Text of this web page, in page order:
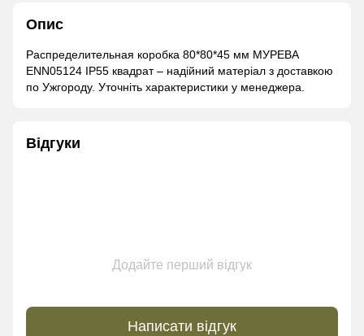
Опис
Распределительная коробка 80*80*45 мм МУРЕВА
ENN05124 IP55 квадрат – надійний матеріал з доставкою
по Ужгороду. Уточніть характеристики у менеджера.
Відгуки
Додайте перший відгук
Написати відгук